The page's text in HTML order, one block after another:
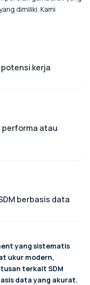
dimiliki. Kami
kerja
atau
berbasis data
yang sistematis
ukur modern,
terkait SDM
data yang akurat.